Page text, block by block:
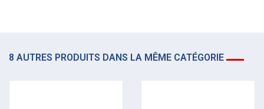
8 AUTRES PRODUITS DANS LA MÊME CATÉGORIE